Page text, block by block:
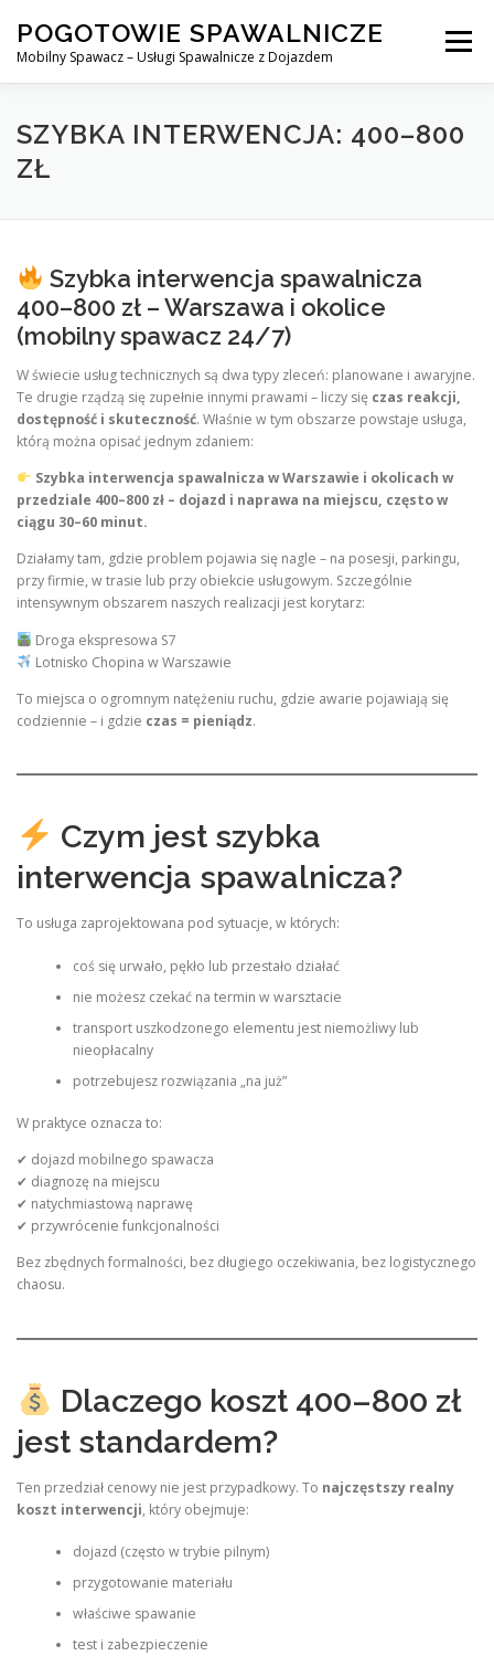
content
POGOTOWIE SPAWALNICZE
Mobilny Spawacz – Usługi Spawalnicze z Dojazdem
Menu
MOBILNY SPAWACZ WARSZAWA SPAWACZ
KONTAKT
SZYBKA INTERWENCJA: 400–800
ZŁ
Szybka interwencja spawalnicza
400–800 zł – Warszawa i okolice
(mobilny spawacz 24/7)
W świecie usług technicznych są dwa typy zleceń: planowane i awaryjne.
Te drugie rządzą się zupełnie innymi prawami – liczy się czas reakcji,
dostępność i skuteczność. Właśnie w tym obszarze powstaje usługa,
którą można opisać jednym zdaniem:
Szybka interwencja spawalnicza w Warszawie i okolicach w
przedziale 400–800 zł – dojazd i naprawa na miejscu, często w
ciągu 30–60 minut.
Działamy tam, gdzie problem pojawia się nagle – na posesji, parkingu,
przy firmie, w trasie lub przy obiekcie usługowym. Szczególnie
intensywnym obszarem naszych realizacji jest korytarz:
Droga ekspresowa S7
Lotnisko Chopina w Warszawie
To miejsca o ogromnym natężeniu ruchu, gdzie awarie pojawiają się
codziennie – i gdzie czas = pieniądz.
Czym jest szybka
interwencja spawalnicza?
To usługa zaprojektowana pod sytuacje, w których:
coś się urwało, pękło lub przestało działać
nie możesz czekać na termin w warsztacie
transport uszkodzonego elementu jest niemożliwy lub
nieopłacalny
potrzebujesz rozwiązania „na już”
W praktyce oznacza to:
✔ dojazd mobilnego spawacza
✔ diagnozę na miejscu
✔ natychmiastową naprawę
✔ przywrócenie funkcjonalności
Bez zbędnych formalności, bez długiego oczekiwania, bez logistycznego
chaosu.
Dlaczego koszt 400–800 zł
jest standardem?
Ten przedział cenowy nie jest przypadkowy. To najczęstszy realny
koszt interwencji, który obejmuje:
dojazd (często w trybie pilnym)
przygotowanie materiału
właściwe spawanie
test i zabezpieczenie